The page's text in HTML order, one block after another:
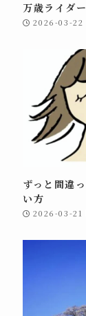
万歳ライダ
2026-03-22
ずっと間違
い方
2026-03-21